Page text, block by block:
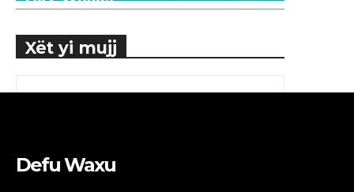
Xët yi mujj
Defu Waxu